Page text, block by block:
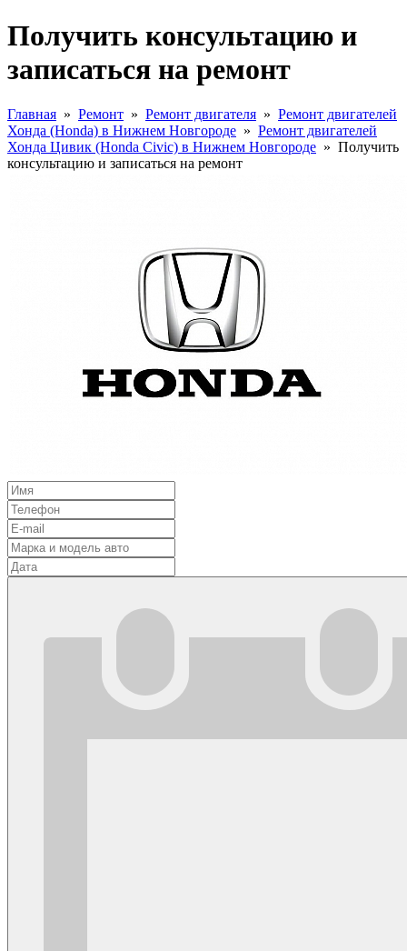
Получить консультацию и
записаться на ремонт
Главная » Ремонт » Ремонт двигателя » Ремонт двигателей
Хонда (Honda) в Нижнем Новгороде » Ремонт двигателей
Хонда Цивик (Honda Civic) в Нижнем Новгороде » Получить
консультацию и записаться на ремонт